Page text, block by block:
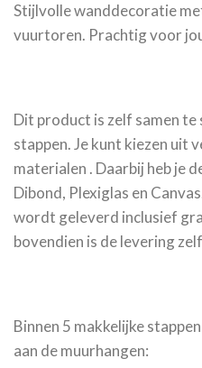
Stijlvolle wanddecoratie
vuurtoren. Prachtig voor
Dit product is zelf samen te
stappen. Je kunt kiezen uit
materialen . Daarbij heb je
Dibond, Plexiglas en
wordt geleverd inclusief
bovendien is de levering
Binnen 5 makkelijke
aan de muurhangen: